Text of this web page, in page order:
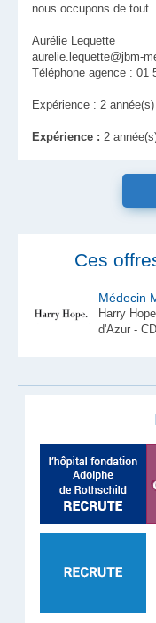
nous occupons de tout.
Aurélie Lequette
aurelie.lequette@jbm-
Téléphone agence : 01
Expérience : 2 année(s)
Expérience : 2
Ces
Médecin
Harry
d'Azur -